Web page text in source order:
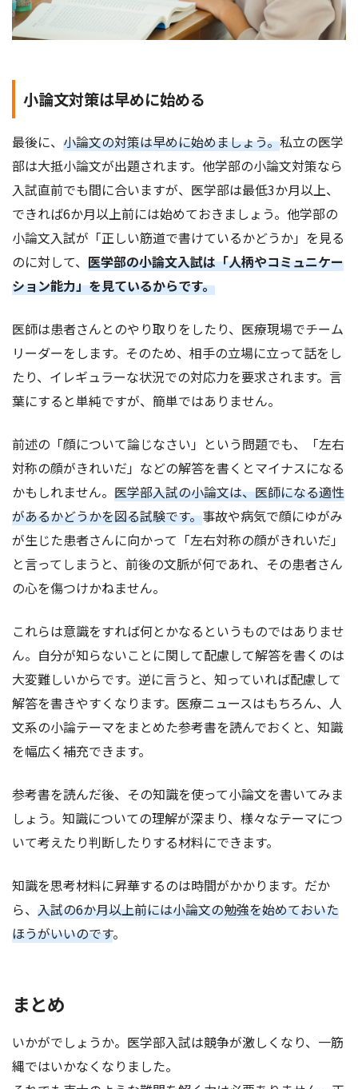
小論文対策は早めに始める
最後に、 小論文の対策は早めに始めましょう。私立の医学
部は大抵小論文が出題されます。他学部の小論文対策なら
入試直前でも間に合いますが、医学部は最低3か月以上、
できれば6か月以上前には始めておきましょう。他学部の
小論文入試が「正しい筋道で書けているかどうか」を見る
のに対して、 医学部の小論文入試は「人柄やコミュニケー
ション能力」を見ているからです。
医師は患者さんとのやり取りをしたり、医療現場でチーム
リーダーをします。そのため、相手の立場に立って話をし
たり、イレギュラーな状況での対応力を要求されます。言
葉にすると単純ですが、簡単ではありません。
前述の「顔について論じなさい」という問題でも、「左右
対称の顔がきれいだ」などの解答を書くとマイナスになる
かもしれません。 医学部入試の小論文は、医師になる適性
があるかどうかを図る試験です。事故や病気で顔にゆがみ
が生じた患者さんに向かって「左右対称の顔がきれいだ」
と言ってしまうと、前後の文脈が何であれ、その患者さん
の心を傷つけかねません。
これらは意識をすれば何とかなるというものではありませ
ん。自分が知らないことに関して配慮して解答を書くのは
大変難しいからです。逆に言うと、知っていれば配慮して
解答を書きやすくなります。医療ニュースはもちろん、人
文系の小論テーマをまとめた参考書を読んでおくと、知識
を幅広く補充できます。
参考書を読んだ後、その知識を使って小論文を書いてみま
しょう。知識についての理解が深まり、様々なテーマにつ
いて考えたり判断したりする材料にできます。
知識を思考材料に昇華するのは時間がかかります。だか
ら、 入試の6か月以上前には小論文の勉強を始めておいた
ほうがいいのです。
まとめ
いかがでしょうか。医学部入試は競争が激しくなり、一筋
縄ではいかなくなりました。